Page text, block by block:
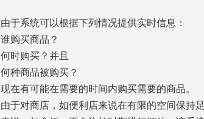
由于系统可以根据下列情况提供实时信息：
谁购买商品？
何时购买？并且
何种商品被购买？
现在有可能在需要的时间内购买需要的商品。
由于对商店，如便利店来说在有限的空间保持